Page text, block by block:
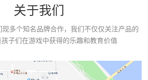
色的
形格纹关于我们
多个知名品牌合作，我们不仅仅关注产品的
子们在游戏中获得的乐趣和教育价值